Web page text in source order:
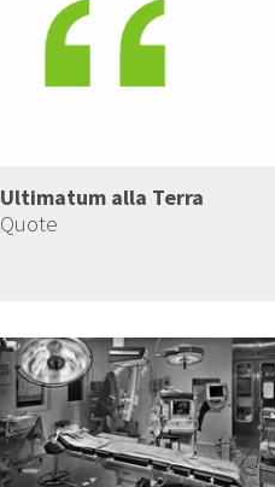
Ultimatum alla Terra
Quote